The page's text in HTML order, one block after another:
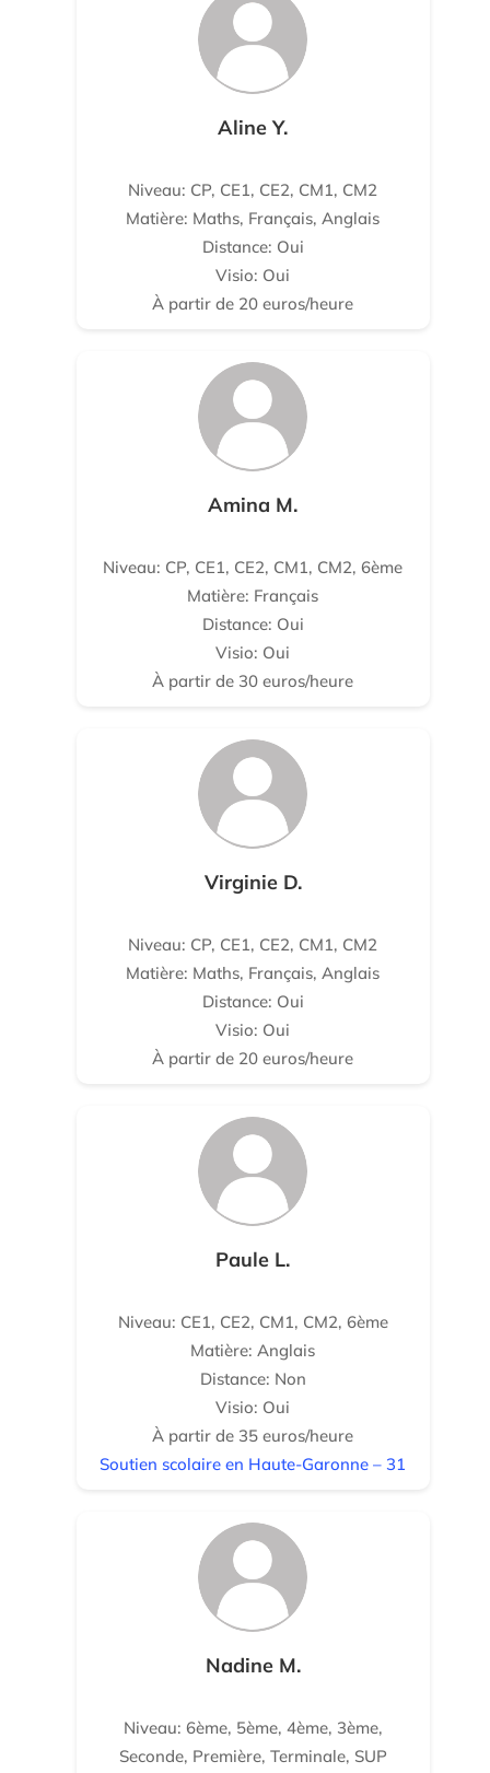
Aline Y.
Niveau: CP, CE1, CE2, CM1, CM2
Matière: Maths, Français, Anglais
Distance: Oui
Visio: Oui
À partir de 20 euros/heure
Amina M.
Niveau: CP, CE1, CE2, CM1, CM2, 6ème
Matière: Français
Distance: Oui
Visio: Oui
À partir de 30 euros/heure
Virginie D.
Niveau: CP, CE1, CE2, CM1, CM2
Matière: Maths, Français, Anglais
Distance: Oui
Visio: Oui
À partir de 20 euros/heure
Paule L.
Niveau: CE1, CE2, CM1, CM2, 6ème
Matière: Anglais
Distance: Non
Visio: Oui
À partir de 35 euros/heure
Soutien scolaire en Haute-Garonne – 31
Nadine M.
Niveau: 6ème, 5ème, 4ème, 3ème,
Seconde, Première, Terminale, SUP